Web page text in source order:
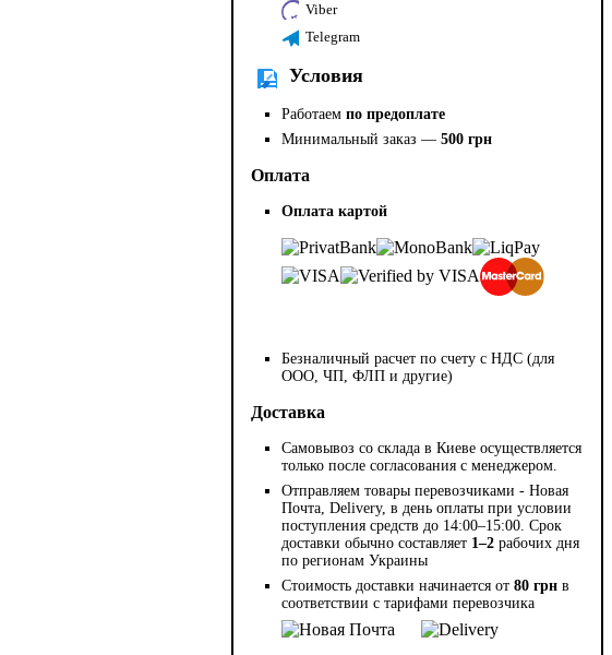
Viber
Telegram
Условия
Работаемпо предоплате
Минимальный заказ —500 грн
Оплата
Оплата картой
Безналичный расчет по счету с НДС (для
ООО, ЧП, ФЛП и другие)
Доставка
Самовывоз со склада в Киеве осуществляется
только после согласования с менеджером.
Отправляем товары перевозчиками - Новая
Почта, Delivery, в день оплаты при условии
поступления средств до 14:00–15:00. Срок
доставки обычно составляет 1–2 рабочих дня
по регионам Украины
Стоимость доставки начинается от80 грн в
соответствии с тарифами перевозчика